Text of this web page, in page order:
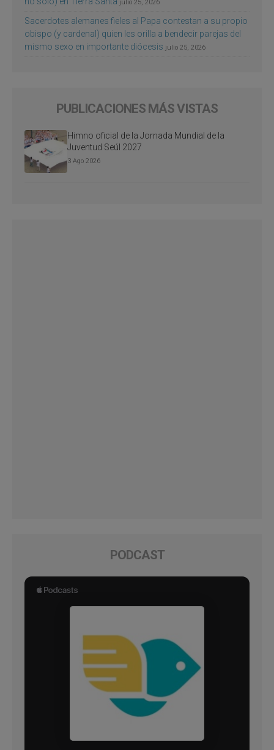
julio 25, 2026
Sacerdotes alemanes fieles al Papa contestan a su propio
obispo (y cardenal) quien les orilla a bendecir parejas del
mismo sexo en importante diócesis julio 25, 2026
PUBLICACIONES MÁS VISTAS
Himno oficial de la Jornada Mundial de la
Juventud Seúl 2027
3 Ago 2026
PODCAST